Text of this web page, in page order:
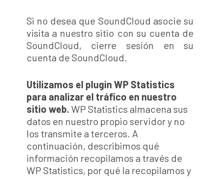
Si no desea que SoundCloud asocie su
visita a nuestro sitio con su cuenta de
SoundCloud, cierre sesión en su
cuenta de SoundCloud.
Utilizamos el plugin WP Statistics
para analizar el tráfico en nuestro
sitio web. WP Statistics almacena sus
datos en nuestro propio servidor y no
los transmite a terceros. A
continuación, describimos qué
información recopilamos a través de
WP Statistics, por qué la recopilamos y